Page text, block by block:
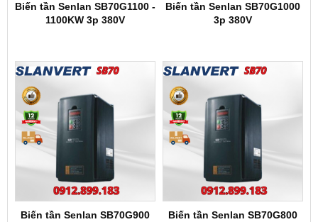
Biến tần Senlan SB70G1100 -
1100KW 3p 380V
Biến tần Senlan SB70G1000
3p 380V
Biến tần Senlan SB70G900
Biến tần Senlan SB70G800